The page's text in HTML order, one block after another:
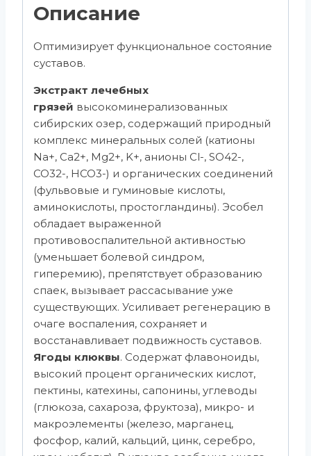
Описание
Оптимизирует функциональное состояние
суставов.
Экстракт лечебных
грязей высокоминерализованных
сибирских озер, содержащий природный
комплекс минеральных солей (катионы
Na+, Ca2+, Mg2+, K+, анионы Cl-, SO42-,
CO32-, HCO3-) и органических соединений
(фульвовые и гуминовые кислоты,
аминокислоты, простогландины). Эсобел
обладает выраженной
противовоспалительной активностью
(уменьшает болевой синдром,
гиперемию), препятствует образованию
спаек, вызывает рассасывание уже
существующих. Усиливает регенерацию в
очаге воспаления, сохраняет и
восстанавливает подвижность суставов.
Ягоды клюквы. Содержат флавоноиды,
высокий процент органических кислот,
пектины, катехины, сапонины, углеводы
(глюкоза, сахароза, фруктоза), микро- и
макроэлементы (железо, марганец,
фосфор, калий, кальций, цинк, серебро,